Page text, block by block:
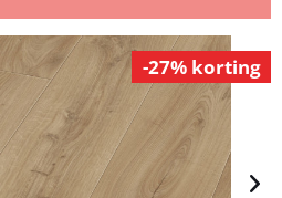
-27% korting